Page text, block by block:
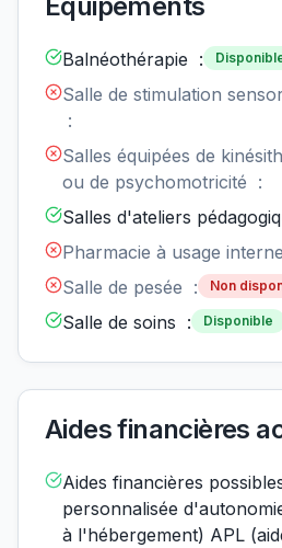
Balnéothérapie :
Salle de stimulation
:
Salles équipées de
ou de psychomotricité :
Salles d'ateliers
Pharmacie à usage
Salle de pesée : Non
Salle de soins : Disponible
Aides financières
Aides financières
personnalisée
à l'hébergement) APL